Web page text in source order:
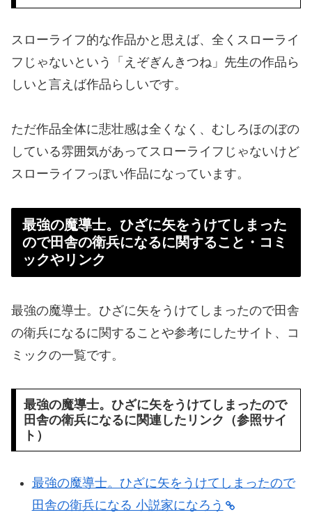
スローライフ的な作品かと思えば、全くスローライ
フじゃないという「えぞぎんきつね」先生の作品ら
しいと言えば作品らしいです。
ただ作品全体に悲壮感は全くなく、むしろほのぼの
している雰囲気があってスローライフじゃないけど
スローライフっぽい作品になっています。
最強の魔導士。ひざに矢をうけてしまった
ので田舎の衛兵になるに関すること・コミ
ックやリンク
最強の魔導士。ひざに矢をうけてしまったので田舎
の衛兵になるに関することや参考にしたサイト、コ
ミックの一覧です。
最強の魔導士。ひざに矢をうけてしまったので
田舎の衛兵になるに関連したリンク（参照サイ
ト）
最強の魔導士。ひざに矢をうけてしまったので
田舎の衛兵になる 小説家になろう